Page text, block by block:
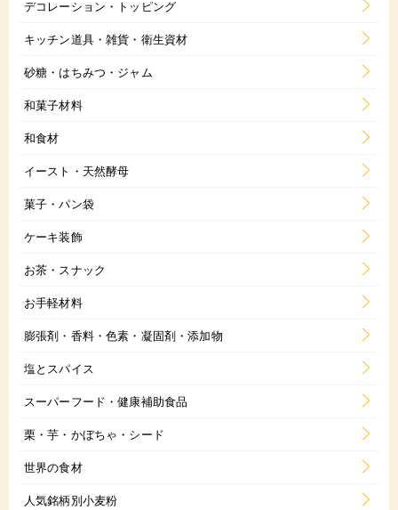
デコレーション・トッピング
キッチン道具・雑貨・衛生資材
砂糖・はちみつ・ジャム
和菓子材料
和食材
イースト・天然酵母
菓子・パン袋
ケーキ装飾
お茶・スナック
お手軽材料
膨張剤・香料・色素・凝固剤・添加物
塩とスパイス
スーパーフード・健康補助食品
栗・芋・かぼちゃ・シード
世界の食材
人気銘柄別小麦粉